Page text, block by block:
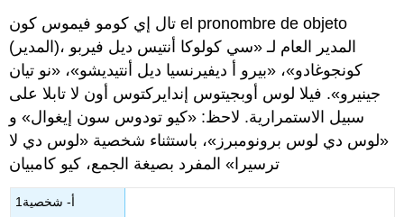
تال إي كومو فيموس كون el pronombre de objeto
(المدير)، المدير العام لـ «سي كولوكا أنتيس ديل فيربو
كونجوغادو»، «بيرو أ ديفيرنسيا ديل أنتيديشو»، «نو تيان
جينيرو». فيلا لوس أوبجيتوس إندايركتوس أون لا تابلا على
سبيل الاستمرارية. لاحظ: «كيو تودوس سون إيغوال» و
«لوس دي لوس برونومبرز»، باستثناء شخصية «لوس دي لا
ترسيرا» المفرد بصيغة الجمع، كيو كامبيان
1أ- شخصية